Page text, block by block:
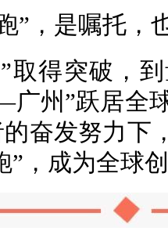
”，是嘱托，
取得突破，
州”跃居全
奋发努力下
”，成为全球